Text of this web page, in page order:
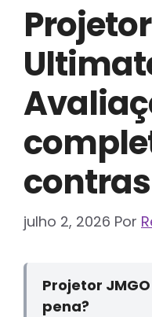
Projetor
contras
julho 2, 2026 Por
Projetor
pena?